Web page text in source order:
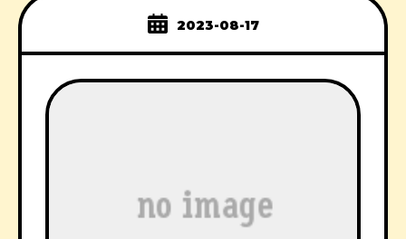
2023-08-17